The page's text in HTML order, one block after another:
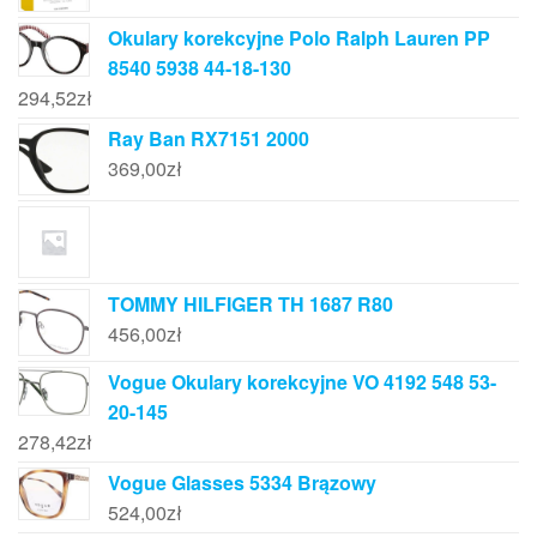
Okulary korekcyjne Polo Ralph Lauren PP
8540 5938 44-18-130
294,52zł
Ray Ban RX7151 2000
369,00zł
TOMMY HILFIGER TH 1687 R80
456,00zł
Vogue Okulary korekcyjne VO 4192 548 53-
20-145
278,42zł
Vogue Glasses 5334 Brązowy
524,00zł